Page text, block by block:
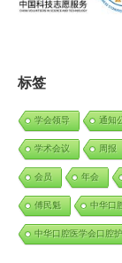
标签
学会领导 通知
学术会议 周报
会员 年会
傅民魁 中华口
中华口腔医学会口腔